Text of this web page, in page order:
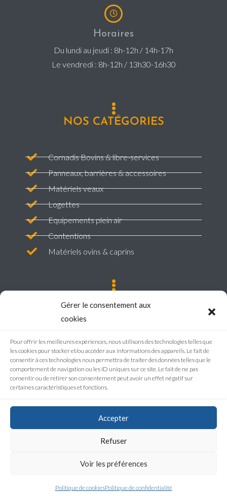
Gérer le consentement aux
cookies
Pour offrir les meilleures expériences, nous utilisons des technologies telles que
les cookies pour stocker et/ou accéder aux informations des appareils. Le fait de
consentir à ces technologies nous permettra de traiter des données telles que le
comportement de navigation ou les ID uniques sur ce site. Le fait de ne pas
consentir ou de retirer son consentement peut avoir un effet négatif sur
certaines caractéristiques et fonctions.
Accepter
Refuser
Voir les préférences
Politique de cookiesPolitique de confidentialité
Horaires
Du lundi au jeudi : 8h-12h / 14h-17h
Le vendredi : 8h-12h / 13h30-16h30
NOS CATÉGORIES
Cornadis Bovins & libre-services
Panneaux, barrières & accessoires
Matériels veaux
Logettes
Equipements plein air
Contentions
Matériels ovins & caprins
Mentions légales
Politique de confidentialité